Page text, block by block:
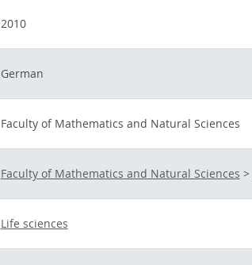
2010
German
Faculty of Mathematics and Natural Sciences
Faculty of Mathematics and Natural Sciences >
Life sciences